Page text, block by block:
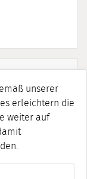
unserer
erleichtern die
weiter auf